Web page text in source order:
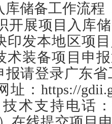
库储备工作流程
开展项目入库
印发本地区项
术装备项目申
报请登录广东
：https://
技术支持电话